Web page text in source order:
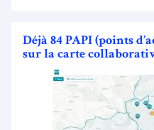
Déjà 84 PAPI (points
sur la carte